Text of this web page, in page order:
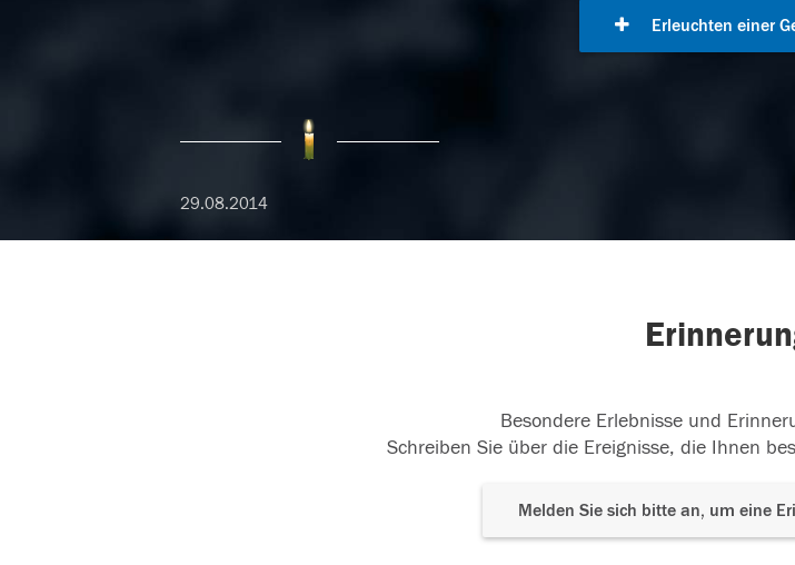
Erleuchten einer
29.08.2014
Besondere Erlebnisse und
Schreiben Sie über die Ereignisse, die Ihnen
Melden Sie sich bitte an, um eine